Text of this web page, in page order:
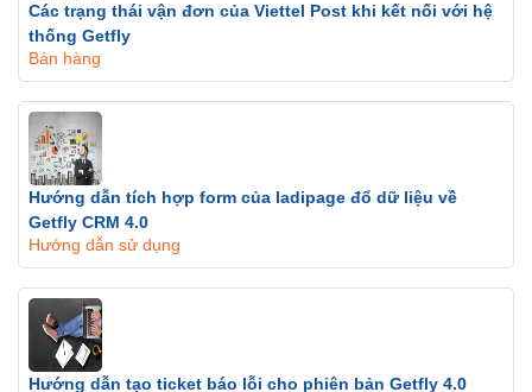
Các trạng thái vận đơn của Viettel Post khi kết nối với hệ
thống Getfly
Bán hàng
Hướng dẫn tích hợp form của ladipage đổ dữ liệu về
Getfly CRM 4.0
Hướng dẫn sử dụng
Hướng dẫn tạo ticket báo lỗi cho phiên bản Getfly 4.0